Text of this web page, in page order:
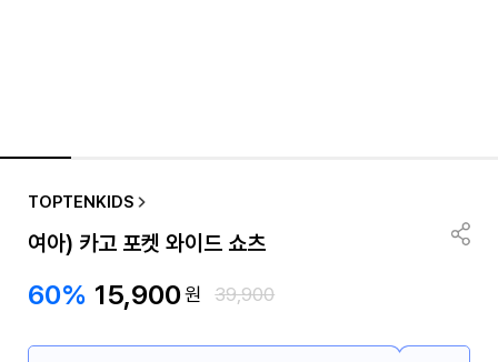
TOPTENKIDS
여아) 카고 포켓 와이드 쇼츠
60% 15,900원 39,900